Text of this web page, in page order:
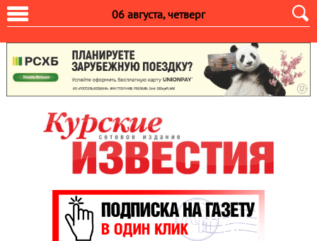
06 августа, четверг